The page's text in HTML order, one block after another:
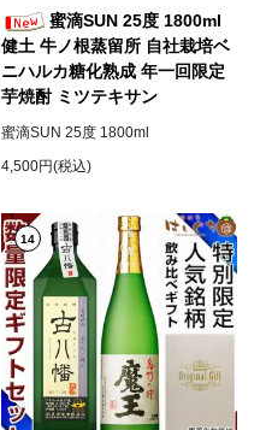
蜜滴SUN 25度 1800ml
健土 牛ノ根蒸留所 自社栽培ベ
ニハルカ糖化熟成 年一回限定
芋焼酎 ミツテキサン
蜜滴SUN 25度 1800ml
4,500円(税込)
14